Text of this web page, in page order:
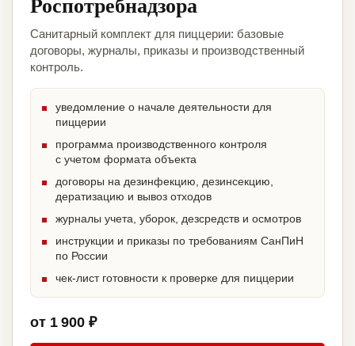
Санитарный комплект для пиццерии: базовые
договоры, журналы, приказы и производственный
контроль.
уведомление о начале деятельности для
пиццерии
программа производственного контроля
с учетом формата объекта
договоры на дезинфекцию, дезинсекцию,
дератизацию и вывоз отходов
журналы учета, уборок, дезсредств и осмотров
инструкции и приказы по требованиям СанПиН
по России
чек-лист готовности к проверке для пиццерии
от 1 900 ₽